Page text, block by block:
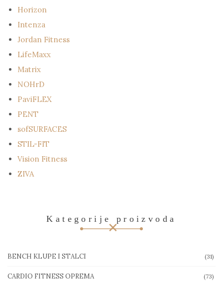
Horizon
Intenza
Jordan Fitness
LifeMaxx
Matrix
NOHrD
PaviFLEX
PENT
sofSURFACES
STIL-FIT
Vision Fitness
ZIVA
Kategorije proizvoda
BENCH KLUPE I STALCI (31)
CARDIO FITNESS OPREMA (73)